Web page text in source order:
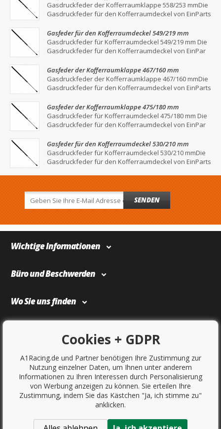
Gasdruckfeder der Kofferraumklappe 558/253 mmDie
Gasdruckfeder für den Kofferraumdeckel von EinParts
Gasfeder für den Kofferraumdeckel 549/219 mm
Gasdruckfeder für Kofferraumdeckel 549/219 mm Die
Gasdruckfeder für den Kofferraumdeckel von EinPar
Gasfeder der Kofferraumklappe 467/160 mm
Gasdruckfeder der Kofferraumklappe 467/160 mmDie
Gasdruckfeder für den Kofferraumdeckel von EinParts
Gasfeder der Kofferraumklappe 475/180 mm
Gasdruckfeder für Kofferraumdeckel 475/180 mm Die
Gasdruckfeder für den Kofferraumdeckel von EinPar
Gasfeder für den Kofferraumdeckel 530/210 mm
Gasdruckfeder für Kofferraumdeckel 530/210 mmDie
Gasdruckfeder für den Kofferraumdeckel von EinParts
SENDEN
Wichtige Informationen
Büro und Beschwerden
Wo Sie uns finden
Cookies + GDPR
A1Racing.de und Partner benötigen Ihre Zustimmung zur
Nutzung einzelner Daten, um Ihnen unter anderem
Informationen zu Ihren Interessen durch Personalisierung
von Werbung anzeigen zu können. Sie erteilen Ihre
Zustimmung, indem Sie das Kästchen "Ja, ich stimme zu"
anklicken.